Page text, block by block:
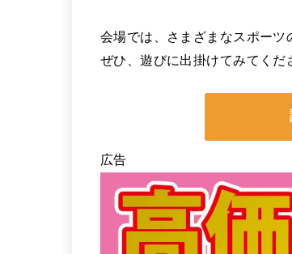
会場では、さまざまなスポーツ
ぜひ、遊びに出掛けてみてくだ
広告